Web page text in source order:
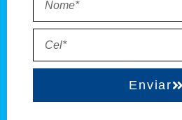
Enviar